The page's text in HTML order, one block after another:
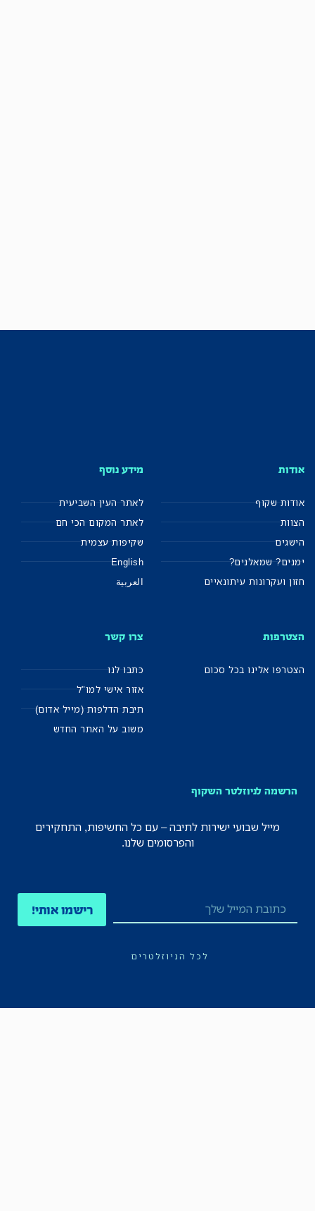
אודות
אודות שקוף
הצוות
הישגים
ימנים? שמאלנים?
חזון ועקרונות עיתונאיים
מידע נוסף
לאתר העין השביעית
לאתר המקום הכי חם
שקיפות עצמית
English
العربية
הצטרפות
הצטרפו אלינו בכל סכום
צרו קשר
כתבו לנו
אזור אישי למו"ל
תיבת הדלפות (מייל אדום)
משוב על האתר החדש
הרשמה לניוזלטר השקוף
מייל שבועי ישירות לתיבה – עם כל החשיפות, התחקירים
והפרסומים שלנו.
רישמו אותי!
לכל הניוזלטרים